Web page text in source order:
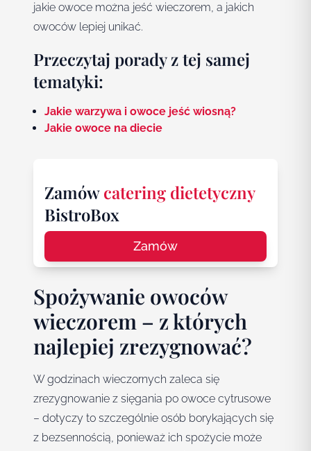
jakie owoce można jeść wieczorem, a jakich
owoców lepiej unikać.
Przeczytaj porady z tej samej
tematyki:
Jakie warzywa i owoce jeść wiosną?
Jakie owoce na diecie
Zamówcatering dietetyczny
BistroBox
Zamów
Spożywanie owoców
wieczorem – z których
najlepiej zrezygnować?
W godzinach wieczornych zaleca się
zrezygnowanie z sięgania po owoce cytrusowe
– dotyczy to szczególnie osób borykających się
z bezsennością, ponieważ ich spożycie może